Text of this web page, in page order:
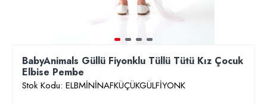
BabyAnimals Güllü Fiyonklu Tüllü Tütü Kız Çocuk
Elbise Pembe
Stok Kodu: ELBMİNİNAFKÜÇÜKGÜLFİYONK